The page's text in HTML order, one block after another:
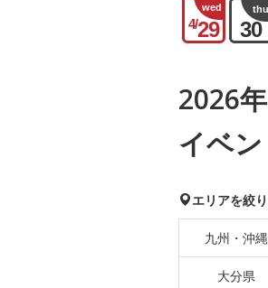
wed
4/29
thu
30
2026
イベン
エリアを絞
九州・沖縄
大分県